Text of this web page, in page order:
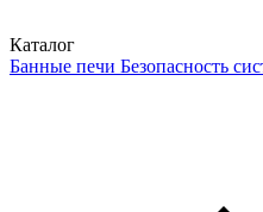
Каталог
Банные печи Безопасность